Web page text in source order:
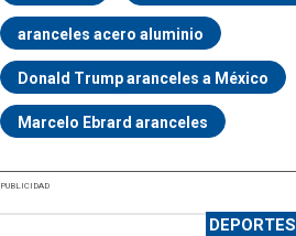
aranceles acero aluminio
Donald Trump aranceles a México
Marcelo Ebrard aranceles
PUBLICIDAD
DEPORTES